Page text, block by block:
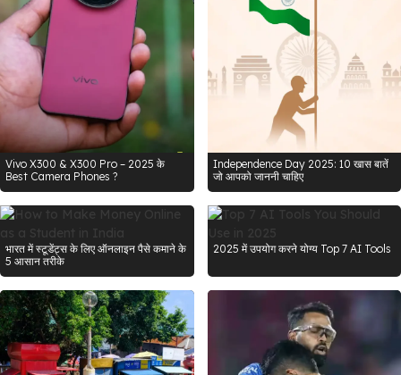
Vivo X300 & X300 Pro – 2025 के
Best Camera Phones ?
Independence Day 2025: 10 खास बातें
जो आपको जाननी चाहिए
भारत में स्टूडेंट्स के लिए ऑनलाइन पैसे कमाने के
5 आसान तरीके
2025 में उपयोग करने योग्य Top 7 AI Tools